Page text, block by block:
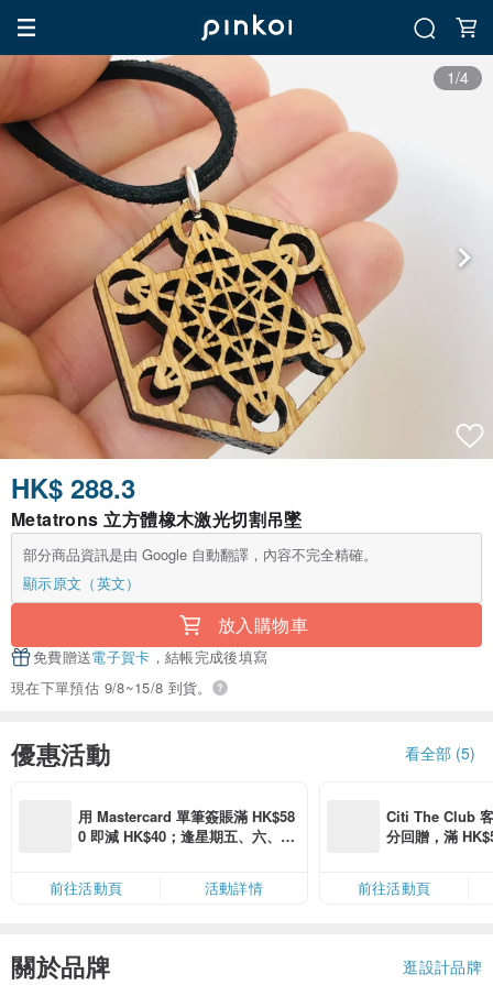
1/4
HK$ 288.3
Metatrons 立方體橡木激光切割吊墜
部分商品資訊是由 Google 自動翻譯，內容不完全精確。
顯示原文（英文）
放入購物車
免費贈送電子賀卡 ，結帳完成後填寫
現在下單預估 9/8~15/8 到貨。
優惠活動 看全部 (5)
用 Mastercard 單筆簽賬滿 HK$58
0 即減 HK$40；逢星期五、六、日
卡」結帳）
前往活動頁 活動詳情
Citi The Club
分回贈，滿
前往活動頁
關於品牌 逛設計品牌